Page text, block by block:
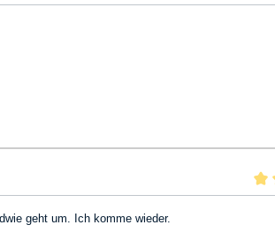
geht um. Ich komme wieder.